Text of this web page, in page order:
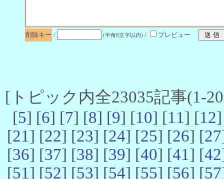
削除キー / (半角8文字以内) / プレビュー
[トピック内全23035記事(1-
[5] [6] [7] [8] [9] [10] [11] [12
[21] [22] [23] [24] [25] [26] [27
[36] [37] [38] [39] [40] [41] [42
[51] [52] [53] [54] [55] [56] [57